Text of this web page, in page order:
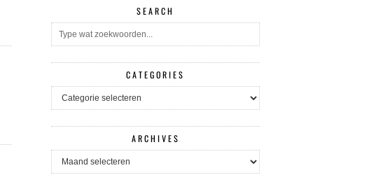
SEARCH
CATEGORIES
CATEGORIES
ARCHIVES
ARCHIVES